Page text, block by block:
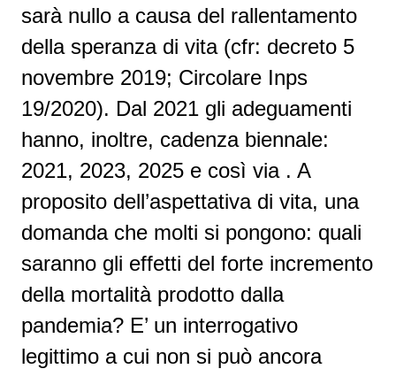
sarà nullo a causa del rallentamento
della speranza di vita (cfr: decreto 5
novembre 2019; Circolare Inps
19/2020). Dal 2021 gli adeguamenti
hanno, inoltre, cadenza biennale:
2021, 2023, 2025 e così via . A
proposito dell’aspettativa di vita, una
domanda che molti si pongono: quali
saranno gli effetti del forte incremento
della mortalità prodotto dalla
pandemia? E’ un interrogativo
legittimo a cui non si può ancora